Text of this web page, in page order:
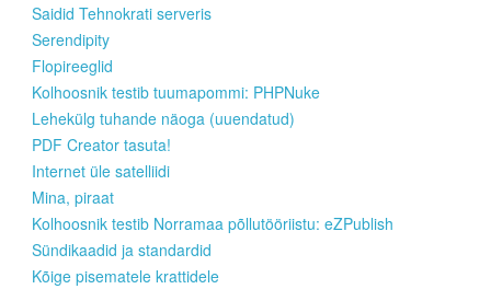
Saidid Tehnokrati serveris
Serendipity
Flopireeglid
Kolhoosnik testib tuumapommi: PHPNuke
Lehekülg tuhande näoga (uuendatud)
PDF Creator tasuta!
Internet üle satelliidi
Mina, piraat
Kolhoosnik testib Norramaa põllutööriistu: eZPublish
Sündikaadid ja standardid
Kõige pisematele krattidele